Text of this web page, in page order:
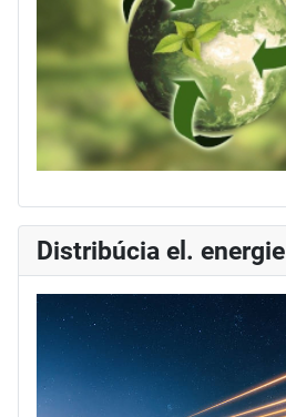
Distribúcia el. energie